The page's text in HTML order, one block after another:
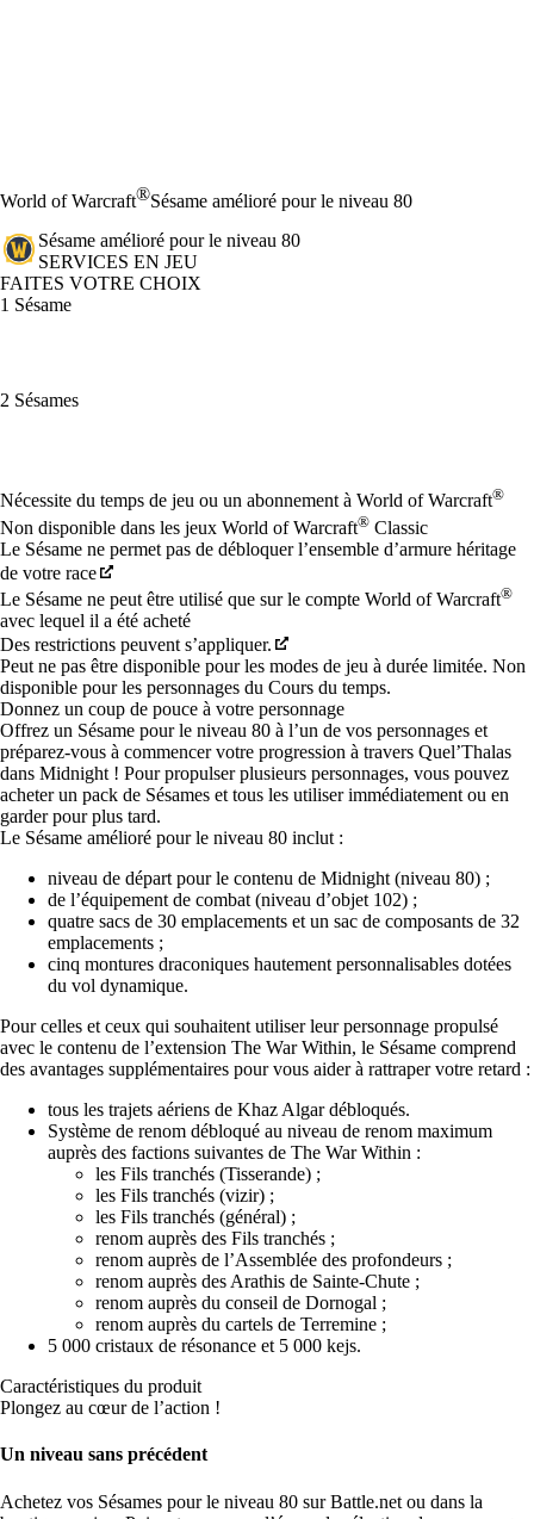
World of Warcraft®Sésame amélioré pour le niveau 80
Sésame amélioré pour le niveau 80
SERVICES EN JEU
FAITES VOTRE CHOIX
1 Sésame
2 Sésames
Available actions
Nécessite du temps de jeu ou un abonnement à World of Warcraft®
Non disponible dans les jeux World of Warcraft® Classic
Le Sésame ne permet pas de débloquer l’ensemble d’armure héritage
de votre race
Le Sésame ne peut être utilisé que sur le compte World of Warcraft®
avec lequel il a été acheté
Des restrictions peuvent s’appliquer.
Peut ne pas être disponible pour les modes de jeu à durée limitée. Non
disponible pour les personnages du Cours du temps.
Donnez un coup de pouce à votre personnage
Offrez un Sésame pour le niveau 80 à l’un de vos personnages et
préparez-vous à commencer votre progression à travers Quel’Thalas
dans Midnight ! Pour propulser plusieurs personnages, vous pouvez
acheter un pack de Sésames et tous les utiliser immédiatement ou en
garder pour plus tard.
Le Sésame amélioré pour le niveau 80 inclut :
niveau de départ pour le contenu de Midnight (niveau 80) ;
de l’équipement de combat (niveau d’objet 102) ;
quatre sacs de 30 emplacements et un sac de composants de 32
emplacements ;
cinq montures draconiques hautement personnalisables dotées
du vol dynamique.
Pour celles et ceux qui souhaitent utiliser leur personnage propulsé
avec le contenu de l’extension The War Within, le Sésame comprend
des avantages supplémentaires pour vous aider à rattraper votre retard :
tous les trajets aériens de Khaz Algar débloqués.
Système de renom débloqué au niveau de renom maximum
auprès des factions suivantes de The War Within :
les Fils tranchés (Tisserande) ;
les Fils tranchés (vizir) ;
les Fils tranchés (général) ;
renom auprès des Fils tranchés ;
renom auprès de l’Assemblée des profondeurs ;
renom auprès des Arathis de Sainte-Chute ;
renom auprès du conseil de Dornogal ;
renom auprès du cartels de Terremine ;
5 000 cristaux de résonance et 5 000 kejs.
Caractéristiques du produit
Plongez au cœur de l’action !
Un niveau sans précédent
Achetez vos Sésames pour le niveau 80 sur Battle.net ou dans la